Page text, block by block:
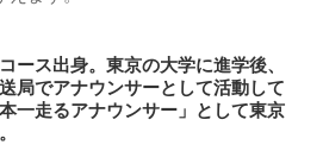
ース出身。東京の大学に進学後、
局でアナウンサーとして活動して
一走るアナウンサー」として東京